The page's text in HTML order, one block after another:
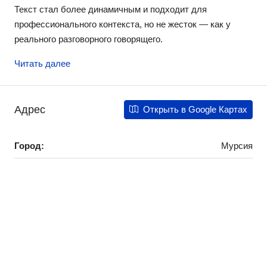
Текст стал более динамичным и подходит для
профессионального контекста, но не жесток — как у
реального разговорного говорящего.
Читать далее
Адрес Открыть в Google Картах
Город: Мурсия